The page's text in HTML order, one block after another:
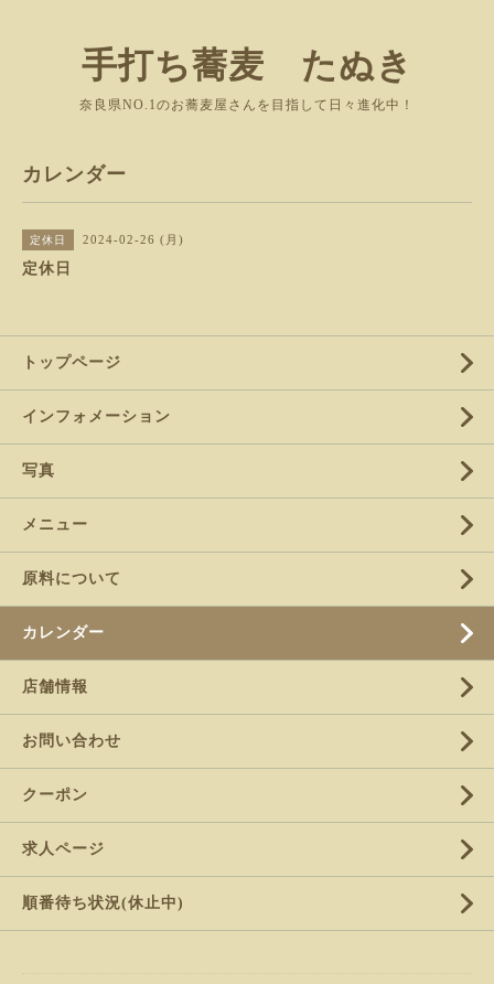
手打ち蕎麦 たぬき
奈良県NO.1のお蕎麦屋さんを目指して日々進化中！
カレンダー
定休日 2024-02-26 (月)
定休日
トップページ
インフォメーション
写真
メニュー
原料について
カレンダー
店舗情報
お問い合わせ
クーポン
求人ページ
順番待ち状況(休止中)